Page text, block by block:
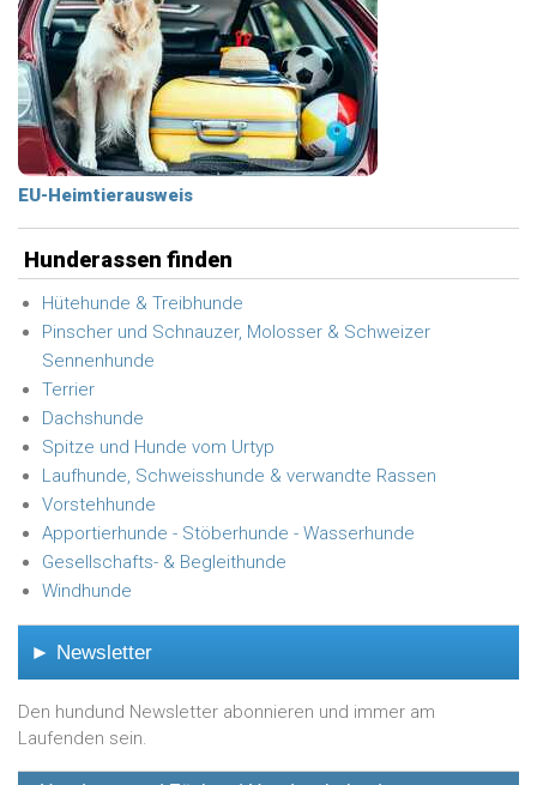
EU-Heimtierausweis
Hunderassen finden
Hütehunde & Treibhunde
Pinscher und Schnauzer, Molosser & Schweizer
Sennenhunde
Terrier
Dachshunde
Spitze und Hunde vom Urtyp
Laufhunde, Schweisshunde & verwandte Rassen
Vorstehhunde
Apportierhunde - Stöberhunde - Wasserhunde
Gesellschafts- & Begleithunde
Windhunde
► Newsletter
Den hundund Newsletter abonnieren und immer am
Laufenden sein.